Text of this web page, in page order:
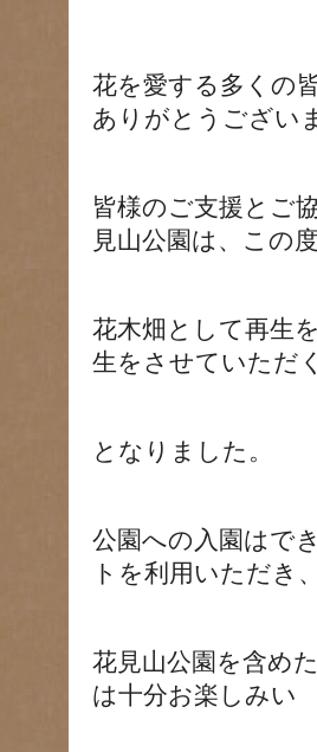
花を愛する多くの
ありがとうござい
皆様のご支援とご
見山公園は、この度
花木畑として再生
生をさせていただ
となりました。
公園への入園はで
トを利用いただき、
花見山公園を含め
は十分お楽しみい